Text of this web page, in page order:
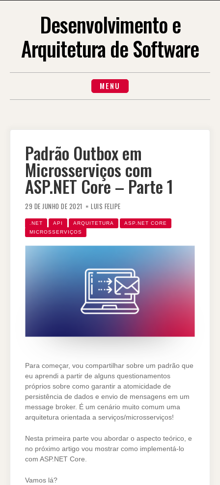
Desenvolvimento e
Arquitetura de Software
MENU
Padrão Outbox em
Microsserviços com
ASP.NET Core – Parte 1
29 DE JUNHO DE 2021 LUIS FELIPE
.NET API ARQUITETURA
ASP.NET CORE
MICROSSERVIÇOS
Para começar, vou compartilhar sobre um padrão que
eu aprendi a partir de alguns questionamentos
próprios sobre como garantir a atomicidade de
persistência de dados e envio de mensagens em um
message broker. É um cenário muito comum uma
arquitetura orientada a serviços/microsserviços!
Nesta primeira parte vou abordar o aspecto teórico, e
no próximo artigo vou mostrar como implementá-lo
com ASP.NET Core.
Vamos lá?